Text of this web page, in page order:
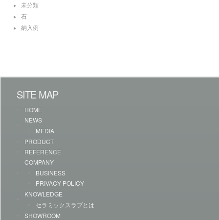
未分類
石
納入例
SITE MAP
HOME
NEWS
MEDIA
PRODUCT
REFERENCE
COMPANY
BUSINESS
PRIVACY POLICY
KNOWLEDGE
セラミックスラブとは
SHOWROOM